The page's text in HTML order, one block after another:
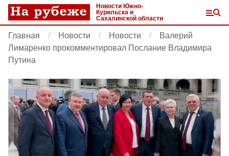
Новости Южно-
Курильска и
Сахалинской области
Главная Новости Новости
Валерий
Лимаренко прокомментировал Послание Владимира
Путина